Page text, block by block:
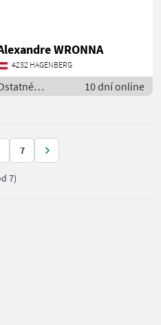
WRONNA
4232 HAGENBERG
oviec
10 dní online
7
7)